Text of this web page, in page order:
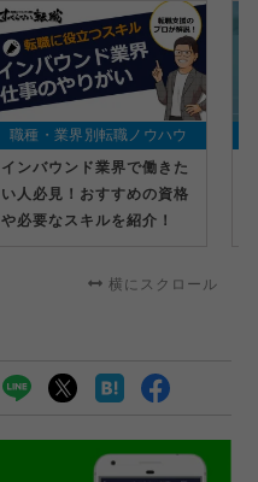
職種・業界別転職ノウハウ
インバウンド業界で働きた
い人必見！おすすめの資格
や必要なスキルを紹介！
横にスクロール